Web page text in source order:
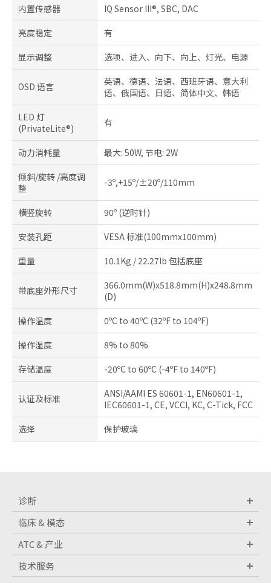
内置传感器
IQ Sensor III®, SBC, DAC
亮度稳定
有
显示调整
选项、进入、向下、向上、灯光、电源
OSD 语言
英语、德语、法语、西班牙语、意大利
语、俄国语、日语、简体中文、韩语
LED 灯
(PrivateLite®)
有
动力消耗量
最大: 50W, 节电: 2W
倾斜/旋转 /高度调
整
-3º,+15º/±20º/110mm
横竖旋转
90º (逆时针)
安装孔距
VESA 标准(100mmx100mm)
重量
10.1Kg / 22.27lb 包括底座
带底座外形尺寸
366.0mm(W)x518.8mm(H)x248.8mm
(D)
操作温度
0ºC to 40ºC (32ºF to 104ºF)
操作湿度
8% to 80%
存储温度
-20ºC to 60ºC (-4ºF to 140ºF)
认证及标准
ANSI/AAMI ES 60601-1, EN60601-1,
IEC60601-1, CE, VCCI, KC, C-Tick, FCC
选择
保护玻璃
诊断
临床 & 模态
ATC & 产业
技术服务